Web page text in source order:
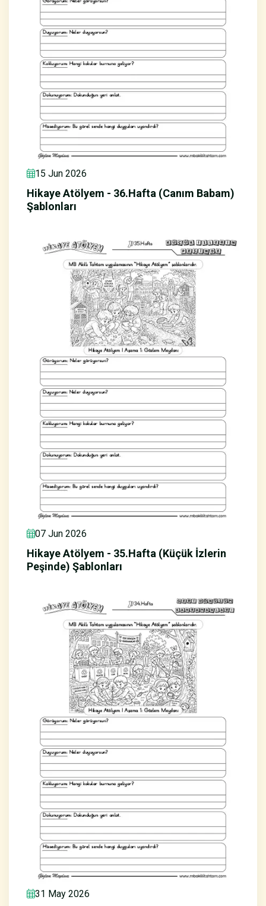
15 Jun 2026
Hikaye Atölyem - 36.Hafta (Canım Babam)
Şablonları
07 Jun 2026
Hikaye Atölyem - 35.Hafta (Küçük İzlerin
Peşinde) Şablonları
31 May 2026